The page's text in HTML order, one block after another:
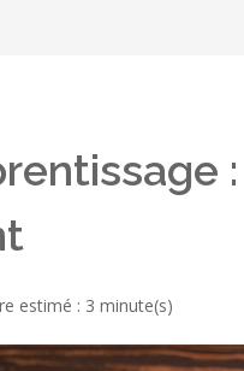
estimé : 3 minute(s)